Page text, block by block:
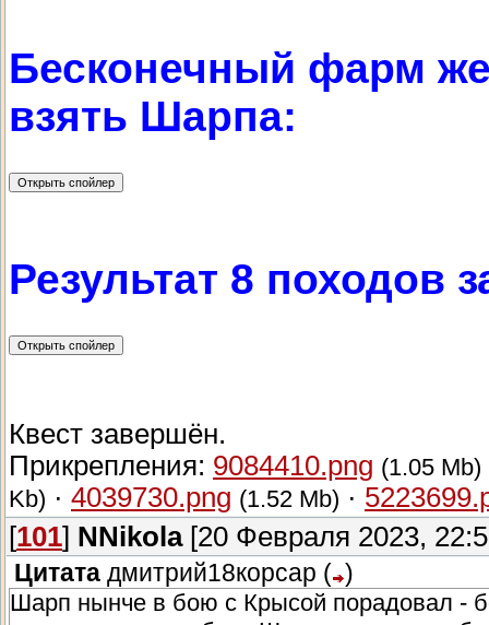
Бесконечный фарм
взять Шарпа:
Результат 8 походов
Квест завершён.
Прикрепления: 9084410.png (1.05 Mb)
Kb) · 4039730.png (1.52 Mb) ·
[101] NNikola[20 Февраля 2023,
Цитата дмитрий18корсар ( )
Шарп нынче в бою с Крысой порадовал -